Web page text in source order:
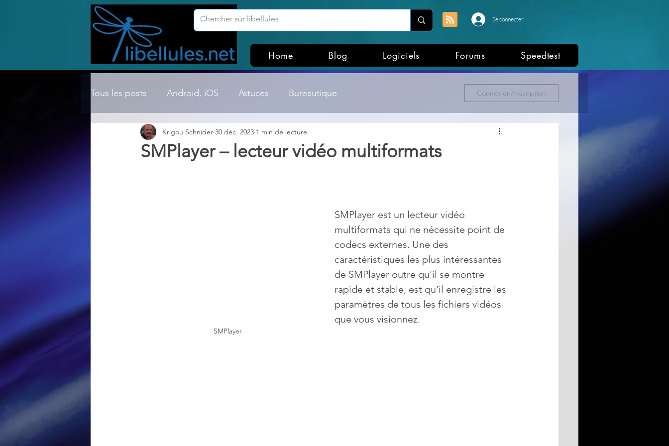
Se connecter
Home Blog Logiciels Forums Speedtest
Tous les posts Android, iOS Astuces Bureautique
Compression ZIP, RAR, etc. Customisation Windows
Linux
Réseaux
Sécurité
Connexion/Inscription
SMPlayer – lecteur vidéo multiformats
Krigou Schnider 30 déc. 2023 1 min de lecture
SMPlayer
SMPlayer est un lecteur vidéo
multiformats qui ne nécessite point de
codecs externes. Une des
caractéristiques les plus intéressantes
de SMPlayer outre qu'il se montre
rapide et stable, est qu'il enregistre les
paramètres de tous les fichiers vidéos
que vous visionnez.